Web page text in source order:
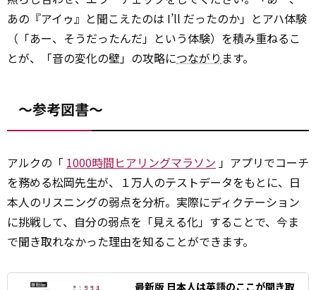
あの『アイゥ』と聞こえたのは I’ll だったのか」とアハ体験
（「あー、そうだったんだ」という体験）を積み重ねるこ
とが、「音の変化の壁」の攻略につながり ます。
～参考図書～
アルクの「 1000時間ヒアリングマラソン 」アプリでコーチ
を務める松岡先生が、１万人のテストデータをもとに、日
本人のリスニングの弱点を分析。実際にディクテーション
に挑戦して、自分の弱点を「見える化」することで、今ま
で聞き取れなかった理由を知ることができます。
最新版 日本人は英語のここが聞き取